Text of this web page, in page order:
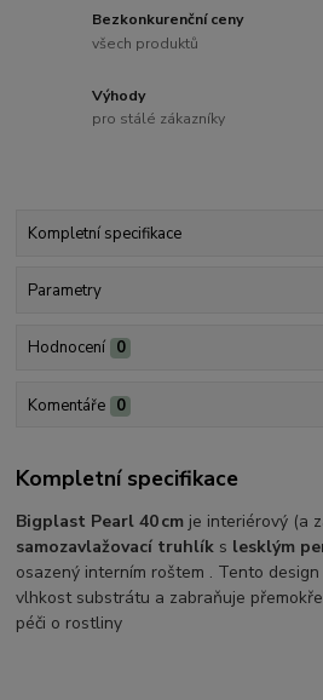
Bezkonkurenční ceny
všech produktů
Výhody
pro stálé zákazníky
Kompletní specifikace
Parametry
Hodnocení 0
Komentáře 0
Kompletní specifikace
Bigplast Pearl 40 cm je interiérový (a
samozavlažovací truhlík s lesklým
osazený interním roštem . Tento
vlhkost substrátu a zabraňuje
péči o rostliny